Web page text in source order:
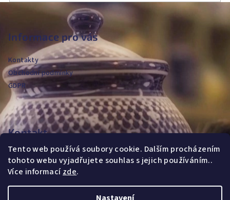
Tento web používá soubory cookie. Dalším procházením
tohoto webu vyjadřujete souhlas s jejich používáním..
Více informacízde.
Z
t
í
Informace pro vás
Kontakty
Obchodní podmínky
GDPR
Kontakt
jvanya
fajans.cz
+420604720590